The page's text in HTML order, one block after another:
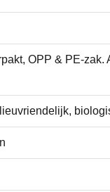
OPP & PE-